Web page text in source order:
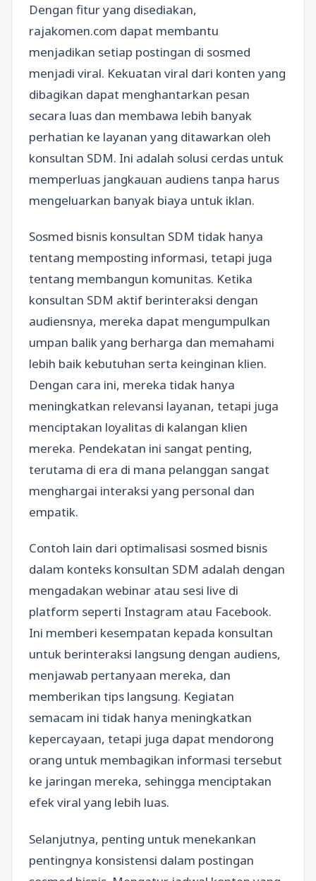
Dengan fitur yang disediakan,
rajakomen.com dapat membantu
menjadikan setiap postingan di sosmed
menjadi viral. Kekuatan viral dari konten yang
dibagikan dapat menghantarkan pesan
secara luas dan membawa lebih banyak
perhatian ke layanan yang ditawarkan oleh
konsultan SDM. Ini adalah solusi cerdas untuk
memperluas jangkauan audiens tanpa harus
mengeluarkan banyak biaya untuk iklan.
Sosmed bisnis konsultan SDM tidak hanya
tentang memposting informasi, tetapi juga
tentang membangun komunitas. Ketika
konsultan SDM aktif berinteraksi dengan
audiensnya, mereka dapat mengumpulkan
umpan balik yang berharga dan memahami
lebih baik kebutuhan serta keinginan klien.
Dengan cara ini, mereka tidak hanya
meningkatkan relevansi layanan, tetapi juga
menciptakan loyalitas di kalangan klien
mereka. Pendekatan ini sangat penting,
terutama di era di mana pelanggan sangat
menghargai interaksi yang personal dan
empatik.
Contoh lain dari optimalisasi sosmed bisnis
dalam konteks konsultan SDM adalah dengan
mengadakan webinar atau sesi live di
platform seperti Instagram atau Facebook.
Ini memberi kesempatan kepada konsultan
untuk berinteraksi langsung dengan audiens,
menjawab pertanyaan mereka, dan
memberikan tips langsung. Kegiatan
semacam ini tidak hanya meningkatkan
kepercayaan, tetapi juga dapat mendorong
orang untuk membagikan informasi tersebut
ke jaringan mereka, sehingga menciptakan
efek viral yang lebih luas.
Selanjutnya, penting untuk menekankan
pentingnya konsistensi dalam postingan